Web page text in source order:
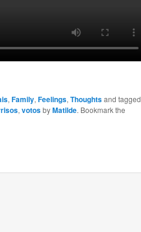
, Family, Feelings, Thoughtsand tagged
, votosbyMatilde. Bookmark the